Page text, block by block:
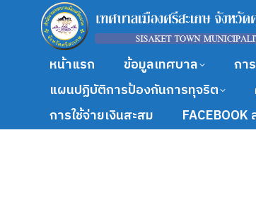
หน้าแรก ข้อมูลเทศบาล กา
แผนปฏิบัติการป้องกันการทุจริต
การใช้จ่ายเงินสะสม